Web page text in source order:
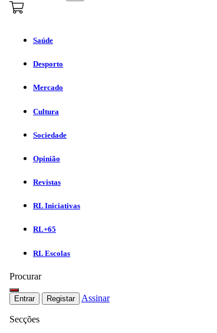
Saúde
Desporto
Mercado
Cultura
Sociedade
Opinião
Revistas
RL Iniciativas
RL+65
RL Escolas
Procurar
Entrar Registar Assinar
Secções